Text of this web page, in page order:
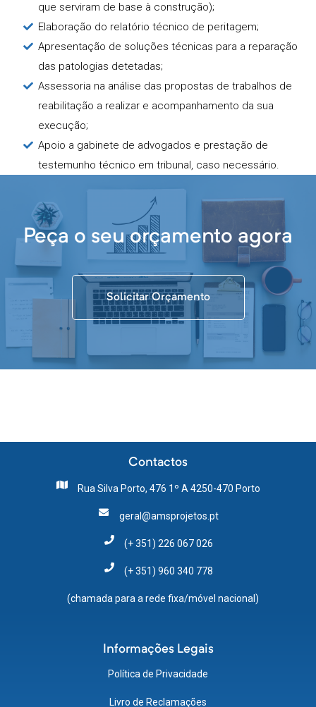
que serviram de base à construção);
Elaboração do relatório técnico de peritagem;
Apresentação de soluções técnicas para a reparação
das patologias detetadas;
Assessoria na análise das propostas de trabalhos de
reabilitação a realizar e acompanhamento da sua
execução;
Apoio a gabinete de advogados e prestação de
testemunho técnico em tribunal, caso necessário.
Peça o seu orçamento agora
Solicitar Orçamento
Contactos
Rua Silva Porto, 476 1º A 4250-470 Porto
geral@amsprojetos.pt
(+ 351) 226 067 026
(+ 351) 960 340 778
(chamada para a rede fixa/móvel nacional)
Informações Legais
Política de Privacidade
Livro de Reclamações